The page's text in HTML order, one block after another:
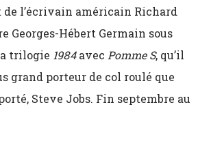
l’écrivain américain Richard
Georges-Hébert Germain sous
trilogie 1984avec Pomme S, qu’il
grand porteur de col roulé que
Steve Jobs. Fin septembre au